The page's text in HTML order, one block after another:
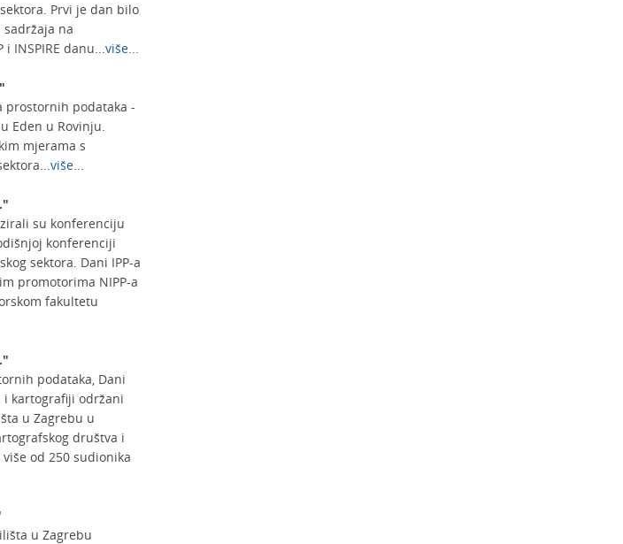
Prvi je dan bilo
na
INSPIRE danu...više...
prostornih podataka -
Eden u Rovinju.
mjerama s
više...
su konferenciju
konferenciji
sektora. Dani IPP-a
promotorima NIPP-a
fakultetu
podataka, Dani
i kartografiji održani
u Zagrebu u
društva i
od 250 sudionika
u Zagrebu